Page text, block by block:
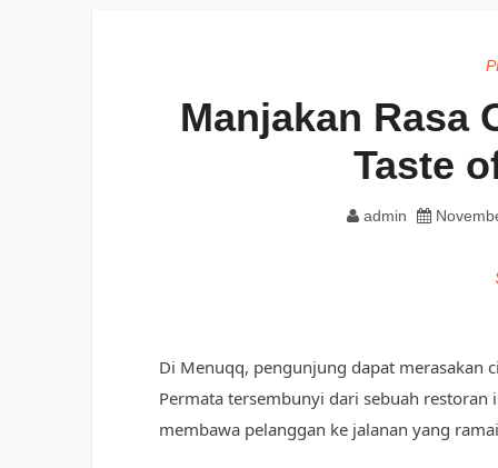
Manjakan Rasa
Taste
admin
Di Menuqq, pengunjung dapat merasakan
Permata tersembunyi dari sebuah
membawa pelanggan ke jalanan yang